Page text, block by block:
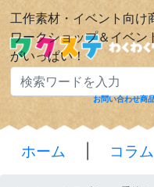
工作素材・イベント向け
ワークショップ＆イベン
がいっぱい！
お問い合わせ商
ホーム コラム